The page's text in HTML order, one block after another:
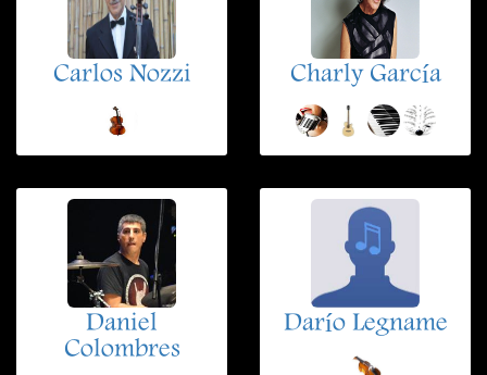
Carlos Nozzi Charly García
Daniel
Colombres
Darío Legname